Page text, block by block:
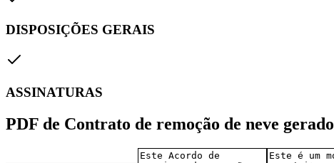
DISPOSIÇÕES GERAIS
ASSINATURAS
PDF de Contrato de remoção de neve